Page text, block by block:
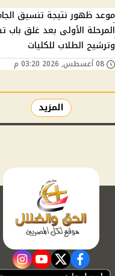
المرحلة الأولى بعد غلق باب
وترشيح الطلاب للكليات
المزيد
facebook
twitter
youtube